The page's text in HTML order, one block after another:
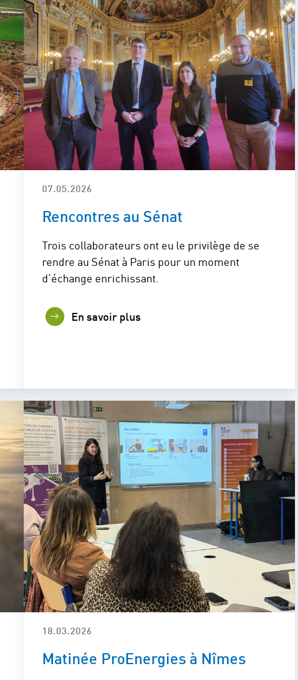
07.05.2026
Rencontres au Sénat
Trois collaborateurs ont eu le privilège de se
rendre au Sénat à Paris pour un moment
d’échange enrichissant.
En savoir plus
18.03.2026
Matinée ProEnergies à Nîmes